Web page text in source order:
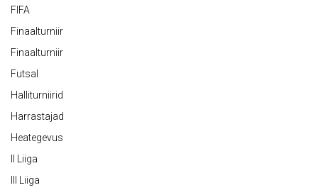
FIFA
Finaalturniir
Finaalturniir
Futsal
Halliturniirid
Harrastajad
Heategevus
II Liiga
III Liiga